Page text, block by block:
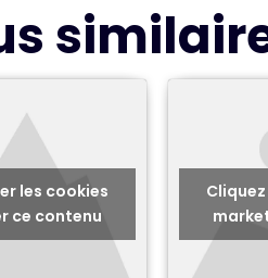
les cookies
ce contenu